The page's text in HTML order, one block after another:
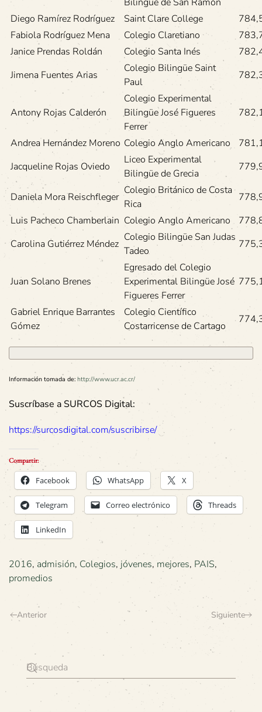
Diego Ramírez Rodríguez
Saint Clare College
Fabiola Rodríguez Mena
Colegio Claretiano
Janice Prendas Roldán
Colegio Santa Inés
Jimena Fuentes Arias
Colegio Bilingüe Saint
Paul
Antony Rojas Calderón
Colegio Experimental
Bilingüe José Figueres
Ferrer
Andrea Hernández Moreno Colegio Anglo Americano
Jacqueline Rojas Oviedo
Liceo Experimental
Bilingüe de Grecia
Daniela Mora Reischfleger
Colegio Británico de Costa
Rica
Luis Pacheco Chamberlain Colegio Anglo Americano
Carolina Gutiérrez Méndez
Colegio Bilingüe San Judas
Tadeo
Juan Solano Brenes
Egresado del Colegio
Experimental Bilingüe José
Figueres Ferrer
Gabriel Enrique Barrantes
Gómez
Colegio Científico
Costarricense de Cartago
Información tomada de: http://www.ucr.ac.cr/
Suscríbase a SURCOS Digital:
https://surcosdigital.com/suscribirse/
Compartir:
Facebook WhatsApp X
Telegram Correo electrónico Threads
LinkedIn
2016, admisión, Colegios, jóvenes, mejores, PAIS,
promedios
Anterior Siguiente